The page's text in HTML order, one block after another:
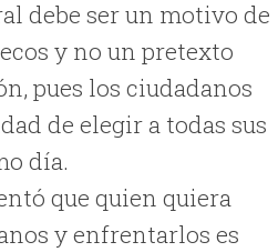
debe ser un motivo de
y no un pretexto
pues los ciudadanos
de elegir a todas sus
día.
que quien quiera
y enfrentarlos es